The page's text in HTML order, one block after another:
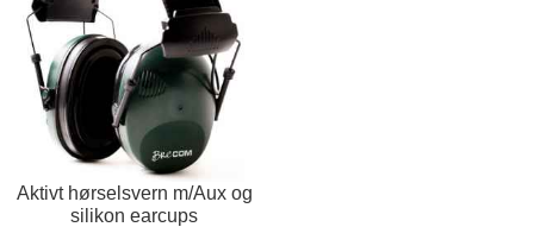
kan
velges
på
produktsiden
Aktivt hørselsvern m/Aux og
silikon earcups